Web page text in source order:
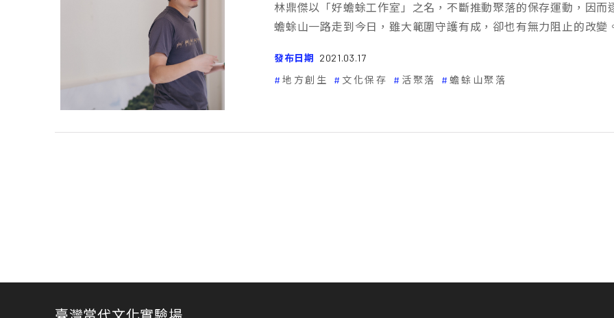
林鼎傑以「好蟾蜍工作室」之名，不斷推動聚落的保存運動，因
蟾蜍山一路走到今日，雖大範圍守護有成，卻也有無力阻止的改變
發布日期 2021.03.17
地方創生
文化保存 活聚落 蟾蜍山聚落
臺灣當代文化實驗場